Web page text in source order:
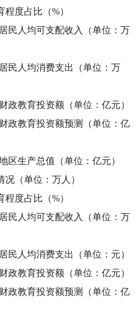
程度占比（%）
民人均可支配收入（单位：万
民人均消费支出（单位：万
政教育投资额（单位：亿元）
政教育投资额预测（单位：亿
区生产总值（单位：亿元）
况（单位：万人）
程度占比（%）
民人均可支配收入（单位：万
民人均消费支出（单位：元）
政教育投资额（单位：亿元）
政教育投资额预测（单位：亿